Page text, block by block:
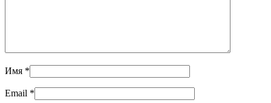
Имя *
Email *